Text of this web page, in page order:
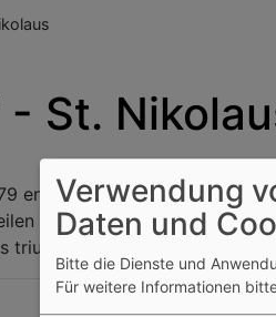
St.
entstandene barocke
der älteren
triumphiert der
Verwendung
Daten und
Bitte die Dienste und
Für weitere Informationen